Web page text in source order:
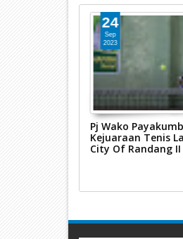
24
Sep
2023
Pj Wako
Kejuaraan Tenis
City Of Randang II